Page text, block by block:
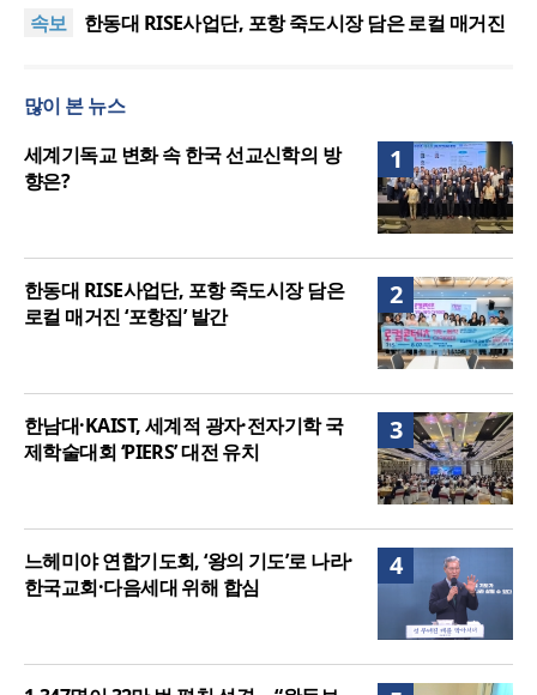
속보
여”
한동대 RISE사업단, 포항 죽도시장 담은 로컬 매거진
느헤미야 연합기도회, ‘왕의 기도’로 나라·한국교회·다
세기총 “자유를 지키며 하나 된 희망의 미래를 향하
여”
많이 본 뉴스
1
세계기독교 변화 속 한국 선교신학의 방
향은?
2
한동대 RISE사업단, 포항 죽도시장 담은
로컬 매거진 ‘포항집’ 발간
3
한남대·KAIST, 세계적 광자·전자기학 국
제학술대회 ‘PIERS’ 대전 유치
4
느헤미야 연합기도회, ‘왕의 기도’로 나라·
한국교회·다음세대 위해 합심